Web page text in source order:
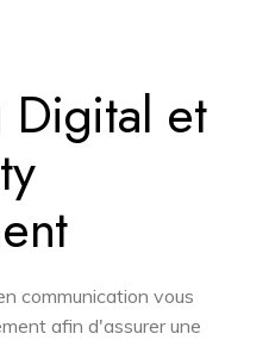
Digital et
communication vous
afin d'assurer une